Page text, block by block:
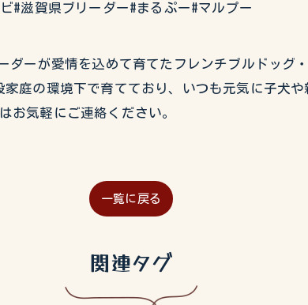
#滋賀県ブリーダー#まるぷー#マルプー
ダーが愛情を込めて育てたフレンチブルドッ
庭の環境下で育てており、いつも元気に子犬
お気軽にご連絡ください。
一覧に戻る
関連タグ